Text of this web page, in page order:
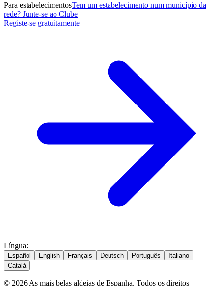
Para estabelecimentosTem um estabelecimento num município da
rede? Junte-se ao Clube
Registe-se gratuitamente
Língua:
Español English Français Deutsch Português
Italiano
Català
© 2026 As mais belas aldeias de Espanha. Todos os direitos